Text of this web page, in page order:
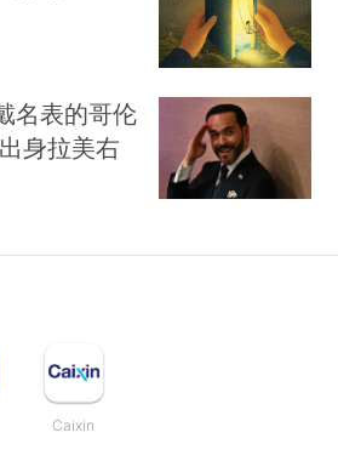
名表的哥伦
身拉美右
Caixin